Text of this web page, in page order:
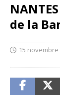
de la
15 novembre